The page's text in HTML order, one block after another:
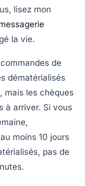
lisez mon
la vie.
de
dématérialisés
mais les chèques
à arriver. Si vous
moins 10 jours
pas de